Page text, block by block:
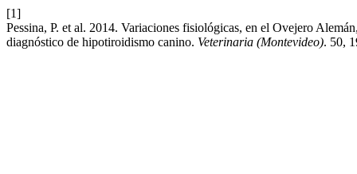
[1]
Pessina, P. et al. 2014. Variaciones fisiológicas, en el Ovejero
diagnóstico de hipotiroidismo canino. Veterinaria (Montevideo). 50,